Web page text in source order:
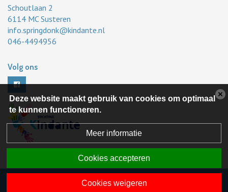
Schoutlaan 2
6114 MC Susteren
info.springdonk@kindante.nl
046-4494956
Volg ons
Powered by BasisOnline
Deze website maakt gebruik van cookies om optimaal
te kunnen functioneren.
Meer informatie
Cookies accepteren
Cookies weigeren